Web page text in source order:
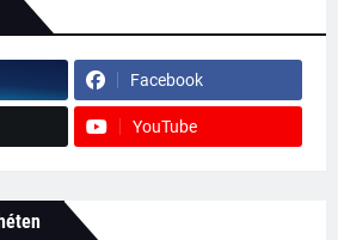
Facebook
YouTube